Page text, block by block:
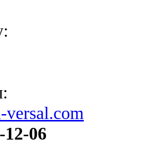
versal.com
12-06